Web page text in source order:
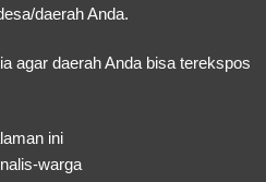
daerah Anda.
agar daerah Anda bisa terekspos
ini
warga